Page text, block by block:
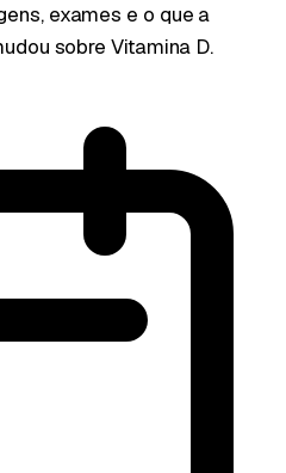
exames e o que a
sobre Vitamina D.